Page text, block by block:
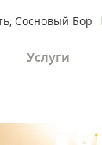
Сосновый Бор
Услуги